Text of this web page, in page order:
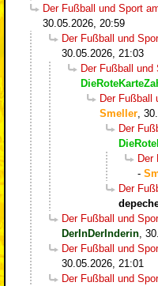
Der Fußball und Sport
30.05.2026, 20:59
Der Fußball und
30.05.2026, 21:03
Der Fußball und
Der Fußball
Smeller
Der
Der
-
Der
Der Fußball und
DerInDerInderin
Der Fußball und
30.05.2026, 21:01
Der Fußball und